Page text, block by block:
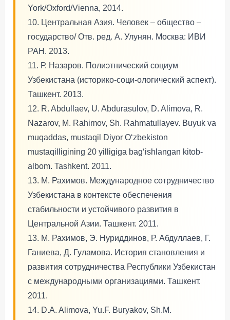
York/Oxford/Vienna, 2014.
10. Центральная Азия. Человек – общество –
государство/ Отв. ред. А. Улунян. Москва: ИВИ
РАН. 2013.
11. Р. Назаров. Полиэтнический социум
Узбекистана (историко-соци-ологический аспект).
Ташкент. 2013.
12. R. Abdullaev, U. Abdurasulov, D. Alimova, R.
Nazarov, M. Rahimov, Sh. Rahmatullayev. Buyuk va
muqaddas, mustaqil Diyor O‘zbekiston
mustaqilligining 20 yilligiga bag‘ishlangan kitob-
albom. Tashkent. 2011.
13. М. Рахимов. Международное сотрудничество
Узбекистана в контексте обеспечения
стабильности и устойчивого развития в
Центральной Азии. Ташкент. 2011.
13. М. Рахимов, Э. Нуриддинов, Р. Абдуллаев, Г.
Ганиева, Д. Гуламова. История становления и
развития сотрудничества Республики Узбекистан
с международными организациями. Ташкент.
2011.
14. D.A. Alimova, Yu.F. Buryakov, Sh.M.